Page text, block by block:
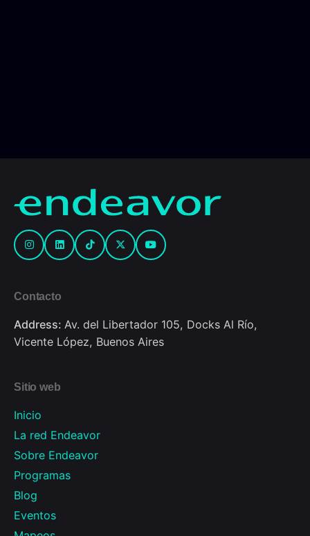
Contacto
Address: Av. del Libertador 105, Docks Al Río,
Vicente López, Buenos Aires
Sitio web
Inicio
La red Endeavor
Sobre Endeavor
Programas
Blog
Eventos